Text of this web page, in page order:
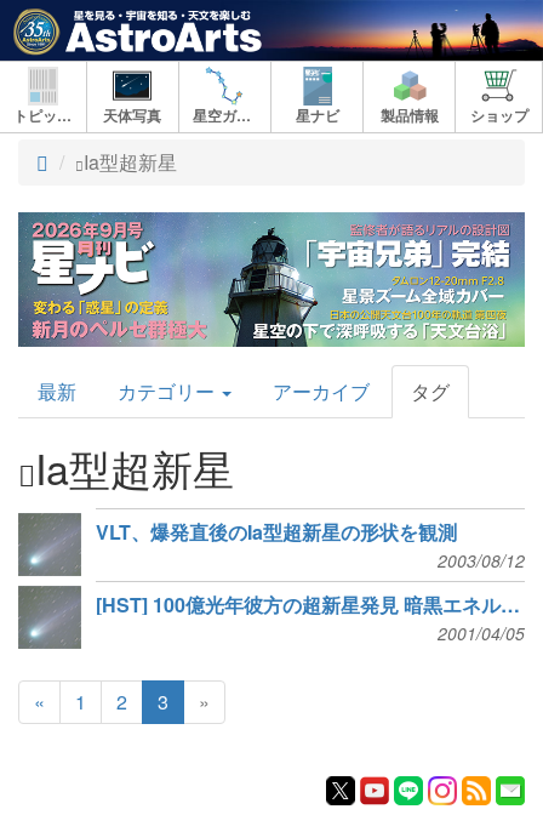
トピックス 天体写真 星空ガイド 星ナビ 製品情報 ショップ
ト
プ
Ia型超新星
AstroArts
Topics
最新 カテゴリー アーカイブ タグ
Ia型超新星
VLT、爆発直後のIa型超新星の形状を観測
2003/08/12
[HST] 100億光年彼方の超新星発見 暗黒エネルギーの存在を強く示唆
2001/04/05
« 1 2 3 »